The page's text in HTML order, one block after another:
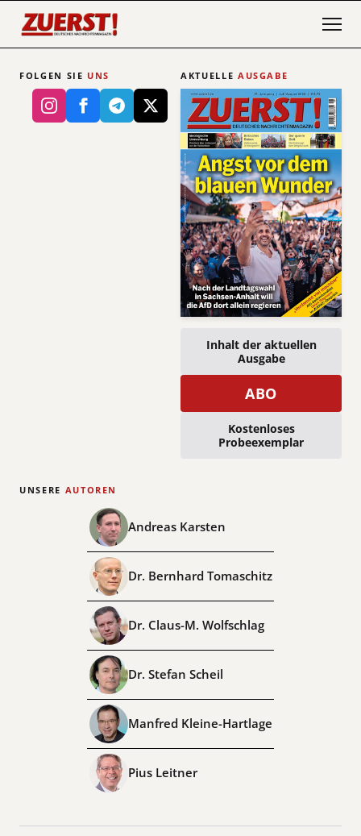
FOLGEN SIE UNS AKTUELLE AUSGABE
Inhalt der aktuellen
Ausgabe
ABO
Kostenloses
Probeexemplar
UNSERE AUTOREN
Andreas Karsten
Dr. Bernhard Tomaschitz
Dr. Claus-M. Wolfschlag
Dr. Stefan Scheil
Manfred Kleine-Hartlage
Pius Leitner